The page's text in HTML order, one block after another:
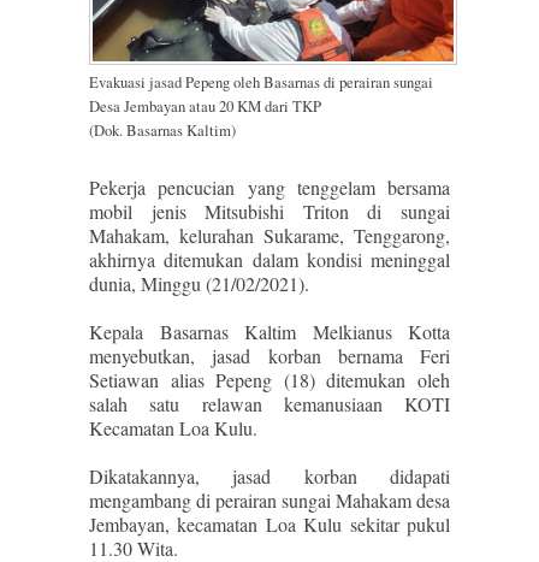
Evakuasi jasad Pepeng oleh Basarnas di perairan sungai
Desa Jembayan atau 20 KM dari TKP
(Dok. Basarnas Kaltim)
Pekerja pencucian yang tenggelam bersama
mobil jenis Mitsubishi Triton di sungai
Mahakam, kelurahan Sukarame, Tenggarong,
akhirnya ditemukan dalam kondisi meninggal
dunia, Minggu (21/02/2021).
Kepala Basarnas Kaltim Melkianus Kotta
menyebutkan, jasad korban bernama Feri
Setiawan alias Pepeng (18) ditemukan oleh
salah satu relawan kemanusiaan KOTI
Kecamatan Loa Kulu.
Dikatakannya, jasad korban didapati
mengambang di perairan sungai Mahakam desa
Jembayan, kecamatan Loa Kulu sekitar pukul
11.30 Wita.